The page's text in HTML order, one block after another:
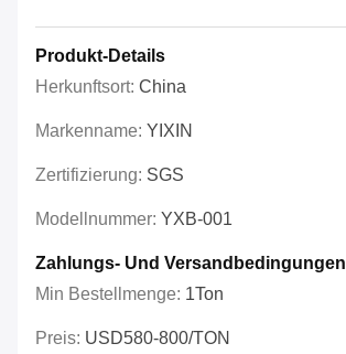
Produkt-Details
Herkunftsort: China
Markenname: YIXIN
Zertifizierung: SGS
Modellnummer: YXB-001
Zahlungs- Und Versandbedingungen
Min Bestellmenge: 1Ton
Preis: USD580-800/TON